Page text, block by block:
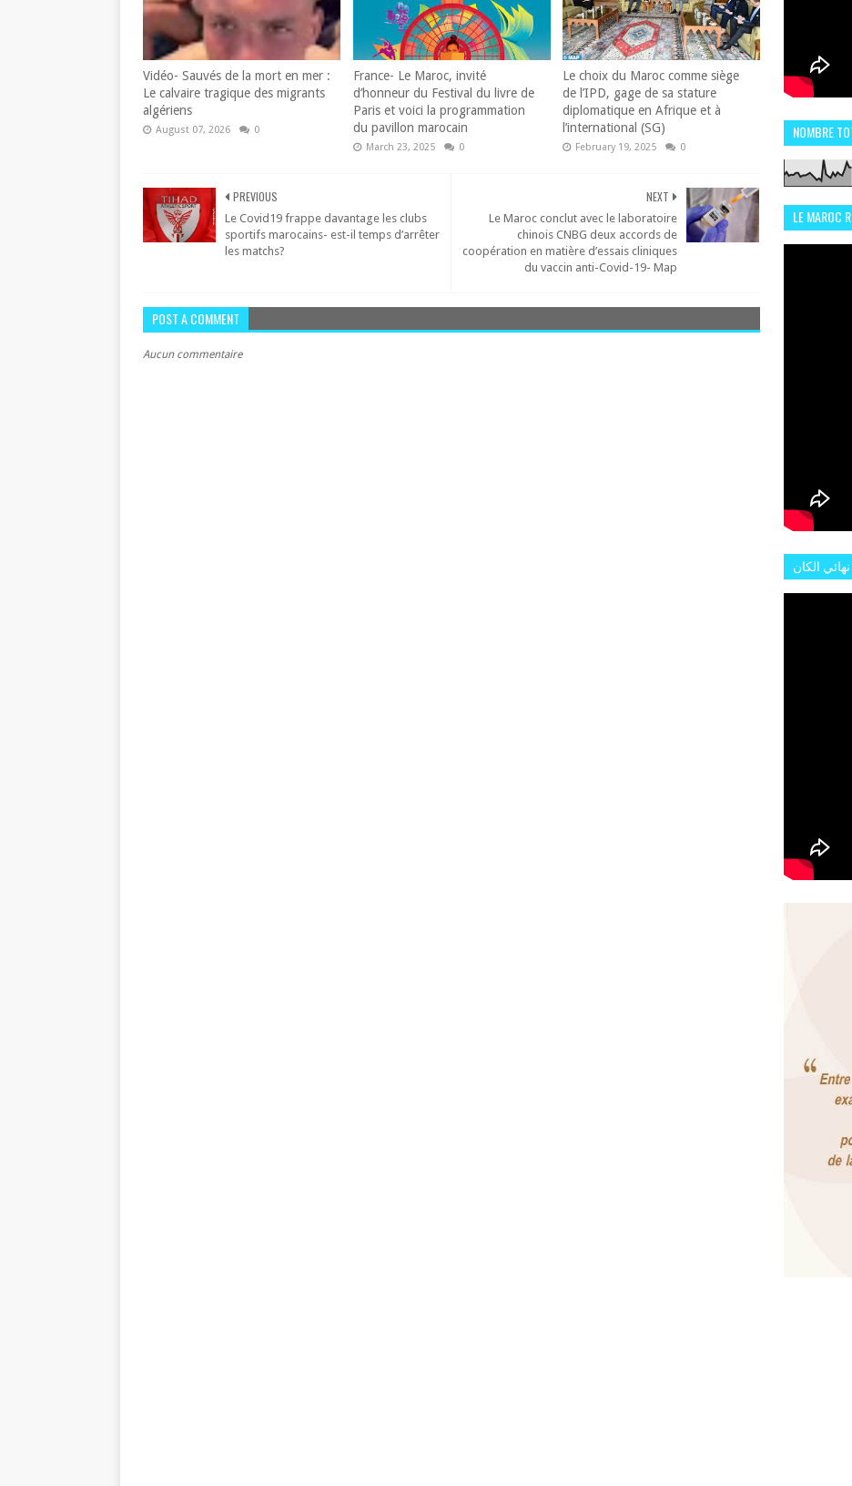
Vidéo- Sauvés de la mort en mer :
Le calvaire tragique des migrants
algériens
August 07, 2026 0
France- Le Maroc, invité
d’honneur du Festival du livre de
Paris et voici la programmation
du pavillon marocain
March 23, 2025 0
Le choix du Maroc comme siège
de l’IPD, gage de sa stature
diplomatique en Afrique et à
l’international (SG)
February 19, 2025 0
NEXT
Le Maroc conclut avec le laboratoire
chinois CNBG deux accords de
coopération en matière d’essais cliniques
du vaccin anti-Covid-19- Map
PREVIOUS
Le Covid19 frappe davantage les clubs
sportifs marocains- est-il temps d’arrêter
les matchs?
POST A COMMENT
Aucun commentaire
NOMBRE
LE MAROC
الكان